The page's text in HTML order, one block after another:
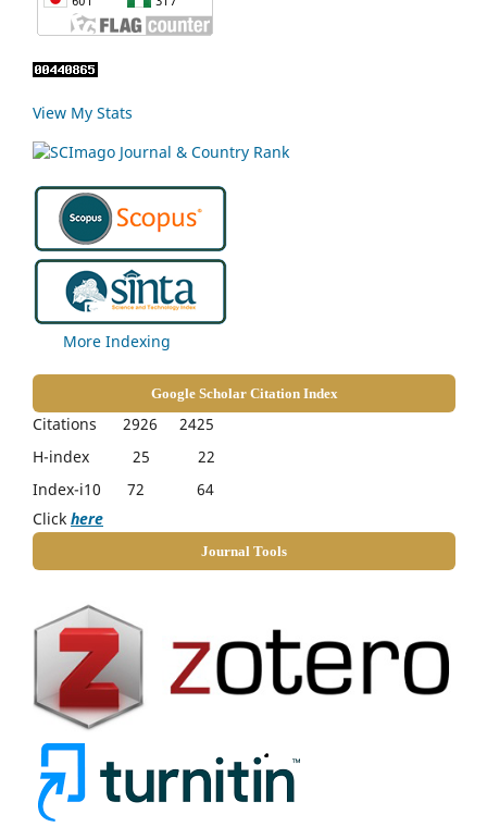
View My Stats
More Indexing
Google Scholar Citation Index
Citations 2926 2425
H-index 25 22
Index-i10 72 64
Click here
Journal Tools